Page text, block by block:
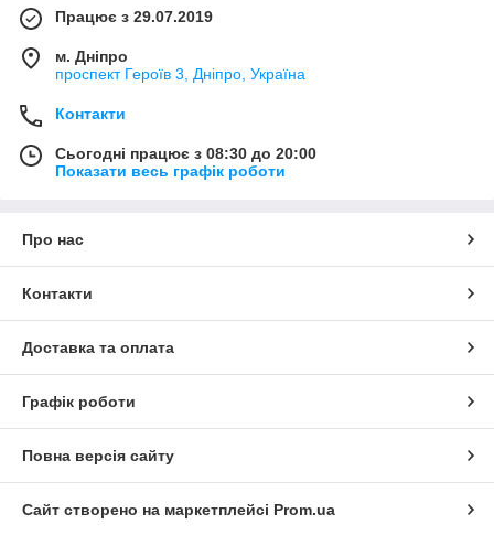
Працює з 29.07.2019
м. Дніпро
проспект Героїв 3, Дніпро, Україна
Контакти
Сьогодні працює з 08:30 до 20:00
Показати весь графік роботи
Про нас
Контакти
Доставка та оплата
Графік роботи
Повна версія сайту
Сайт створено на маркетплейсі Prom.ua